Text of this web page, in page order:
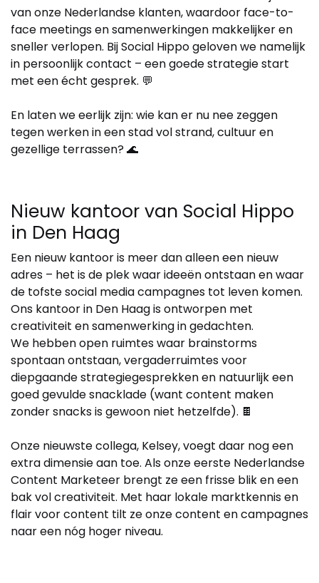
van onze Nederlandse klanten, waardoor face-to-
face meetings en samenwerkingen makkelijker en
sneller verlopen. Bij Social Hippo geloven we namelijk
in persoonlijk contact – een goede strategie start
met een écht gesprek. 💬
En laten we eerlijk zijn: wie kan er nu nee zeggen
tegen werken in een stad vol strand, cultuur en
gezellige terrassen? 🌊
Nieuw kantoor van Social Hippo
in Den Haag
Een nieuw kantoor is meer dan alleen een nieuw
adres – het is de plek waar ideeën ontstaan en waar
de tofste social media campagnes tot leven komen.
Ons kantoor in Den Haag is ontworpen met
creativiteit en samenwerking in gedachten.
We hebben open ruimtes waar brainstorms
spontaan ontstaan, vergaderruimtes voor
diepgaande strategiegesprekken en natuurlijk een
goed gevulde snacklade (want content maken
zonder snacks is gewoon niet hetzelfde). 🍫
Onze nieuwste collega, Kelsey, voegt daar nog een
extra dimensie aan toe. Als onze eerste Nederlandse
Content Marketeer brengt ze een frisse blik en een
bak vol creativiteit. Met haar lokale marktkennis en
flair voor content tilt ze onze content en campagnes
naar een nóg hoger niveau.